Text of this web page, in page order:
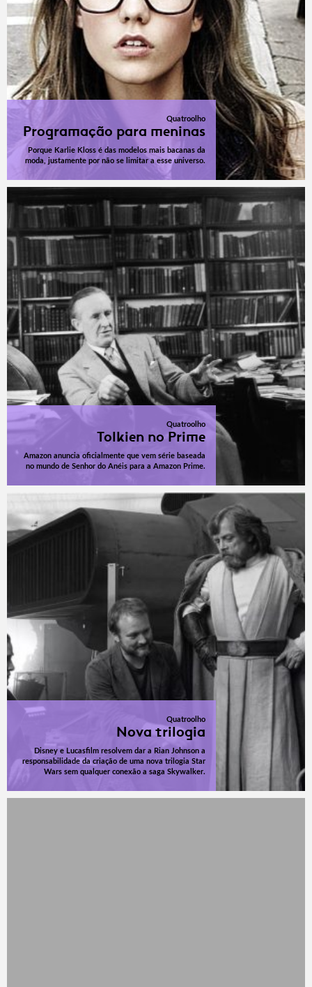
Quatroolho
Programação para meninas
Porque Karlie Kloss é das modelos mais bacanas da
moda, justamente por não se limitar a esse universo.
Quatroolho
Tolkien no Prime
Amazon anuncia oficialmente que vem série baseada
no mundo de Senhor do Anéis para a Amazon Prime.
Quatroolho
Nova trilogia
Disney e Lucasfilm resolvem dar a Rian Johnson a
responsabilidade da criação de uma nova trilogia Star
Wars sem qualquer conexão a saga Skywalker.